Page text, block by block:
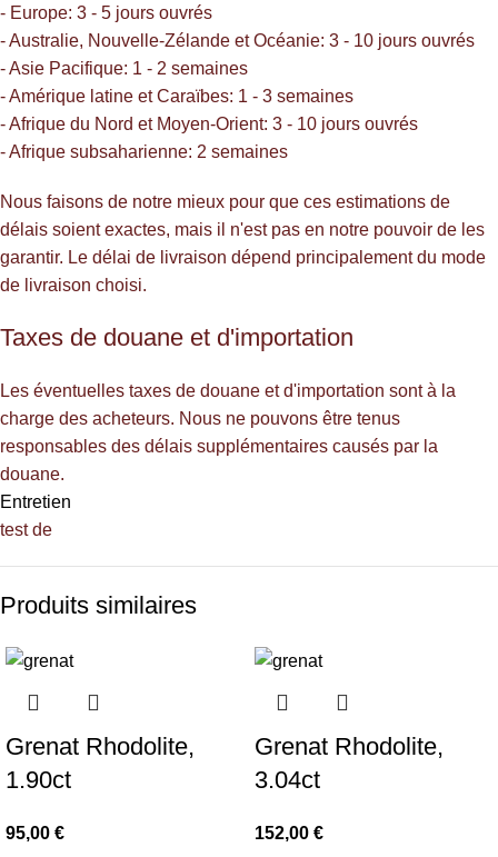
- Europe: 3 - 5 jours ouvrés
- Australie, Nouvelle-Zélande et Océanie: 3 - 10 jours ouvrés
- Asie Pacifique: 1 - 2 semaines
- Amérique latine et Caraïbes: 1 - 3 semaines
- Afrique du Nord et Moyen-Orient: 3 - 10 jours ouvrés
- Afrique subsaharienne: 2 semaines
Nous faisons de notre mieux pour que ces estimations de
délais soient exactes, mais il n'est pas en notre pouvoir de les
garantir. Le délai de livraison dépend principalement du mode
de livraison choisi.
Taxes de douane et d'importation
Les éventuelles taxes de douane et d'importation sont à la
charge des acheteurs. Nous ne pouvons être tenus
responsables des délais supplémentaires causés par la
douane.
Entretien
test de
Produits similaires
Grenat Rhodolite,
1.90ct
95,00 €
Grenat Rhodolite,
3.04ct
152,00 €